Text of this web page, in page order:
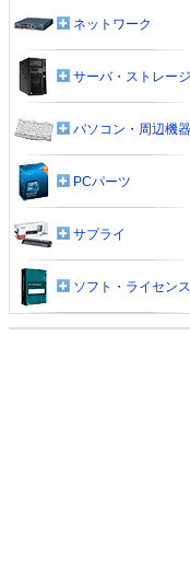
ネットワーク
サーバ・ストレージ
パソコン・周辺機器
PCパーツ
サプライ
ソフト・ライセンス